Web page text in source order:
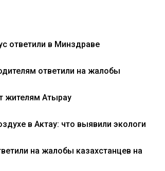
ответили в Минздраве
ответили на жалобы
жителям Атырау
в Актау: что выявили экологи
на жалобы казахстанцев на